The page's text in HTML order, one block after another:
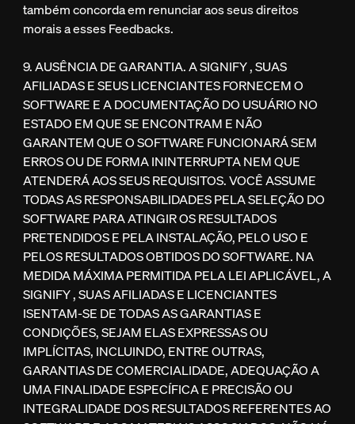
também concorda em renunciar aos seus direitos
morais a esses Feedbacks.
9. AUSÊNCIA DE GARANTIA. A SIGNIFY , SUAS
AFILIADAS E SEUS LICENCIANTES FORNECEM O
SOFTWARE E A DOCUMENTAÇÃO DO USUÁRIO NO
ESTADO EM QUE SE ENCONTRAM E NÃO
GARANTEM QUE O SOFTWARE FUNCIONARÁ SEM
ERROS OU DE FORMA ININTERRUPTA NEM QUE
ATENDERÁ AOS SEUS REQUISITOS. VOCÊ ASSUME
TODAS AS RESPONSABILIDADES PELA SELEÇÃO DO
SOFTWARE PARA ATINGIR OS RESULTADOS
PRETENDIDOS E PELA INSTALAÇÃO, PELO USO E
PELOS RESULTADOS OBTIDOS DO SOFTWARE. NA
MEDIDA MÁXIMA PERMITIDA PELA LEI APLICÁVEL, A
SIGNIFY , SUAS AFILIADAS E LICENCIANTES
ISENTAM-SE DE TODAS AS GARANTIAS E
CONDIÇÕES, SEJAM ELAS EXPRESSAS OU
IMPLÍCITAS, INCLUINDO, ENTRE OUTRAS,
GARANTIAS DE COMERCIALIDADE, ADEQUAÇÃO A
UMA FINALIDADE ESPECÍFICA E PRECISÃO OU
INTEGRALIDADE DOS RESULTADOS REFERENTES AO